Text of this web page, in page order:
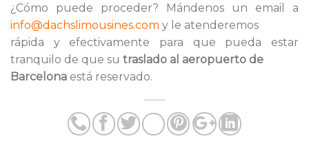
¿Cómo puede proceder? Mándenos un email a
info@dachslimousines.com y le atenderemos
rápida y efectivamente para que pueda estar
tranquilo de que su traslado al aeropuerto de
Barcelona está reservado.